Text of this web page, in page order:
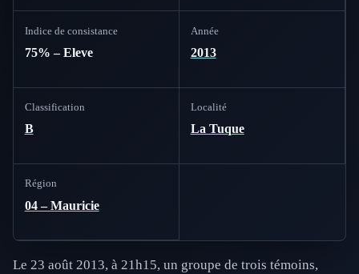
Indice de consistance
75% – Eleve
Année
2013
Classification
B
Localité
La Tuque
Région
04 – Mauricie
Le 23 août 2013, à 21h15, un groupe de trois témoins,